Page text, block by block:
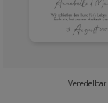
Veredelbar